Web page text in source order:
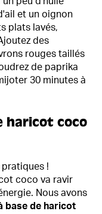
et un oignon
plats lavés,
des
rouges taillés
de paprika
30 minutes à
haricot coco
pratiques !
coco va ravir
Nous avons
base de haricot